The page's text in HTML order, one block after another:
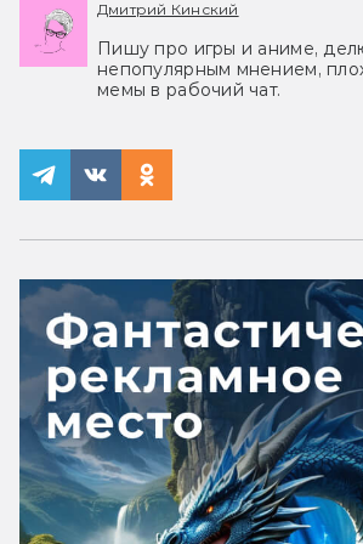
Дмитрий Кинский
Пишу про игры и аниме,
непопулярным мнением,
мемы в рабочий чат.